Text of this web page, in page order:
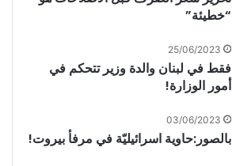
“خطيئة”
25/06/2023
فقط في لبنان والدة وزير تتحكم في
أمور الوزارة!
03/06/2023
بالصور:حاوية اسرائيليّة في مرفأ بيروت!